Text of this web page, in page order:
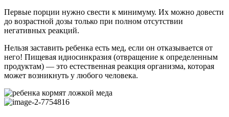
Первые порции нужно свести к минимуму. Их можно довести
до возрастной дозы только при полном отсутствии
негативных реакций.
Нельзя заставить ребенка есть мед, если он отказывается от
него! Пищевая идиосинкразия (отвращение к определенным
продуктам) — это естественная реакция организма, которая
может возникнуть у любого человека.